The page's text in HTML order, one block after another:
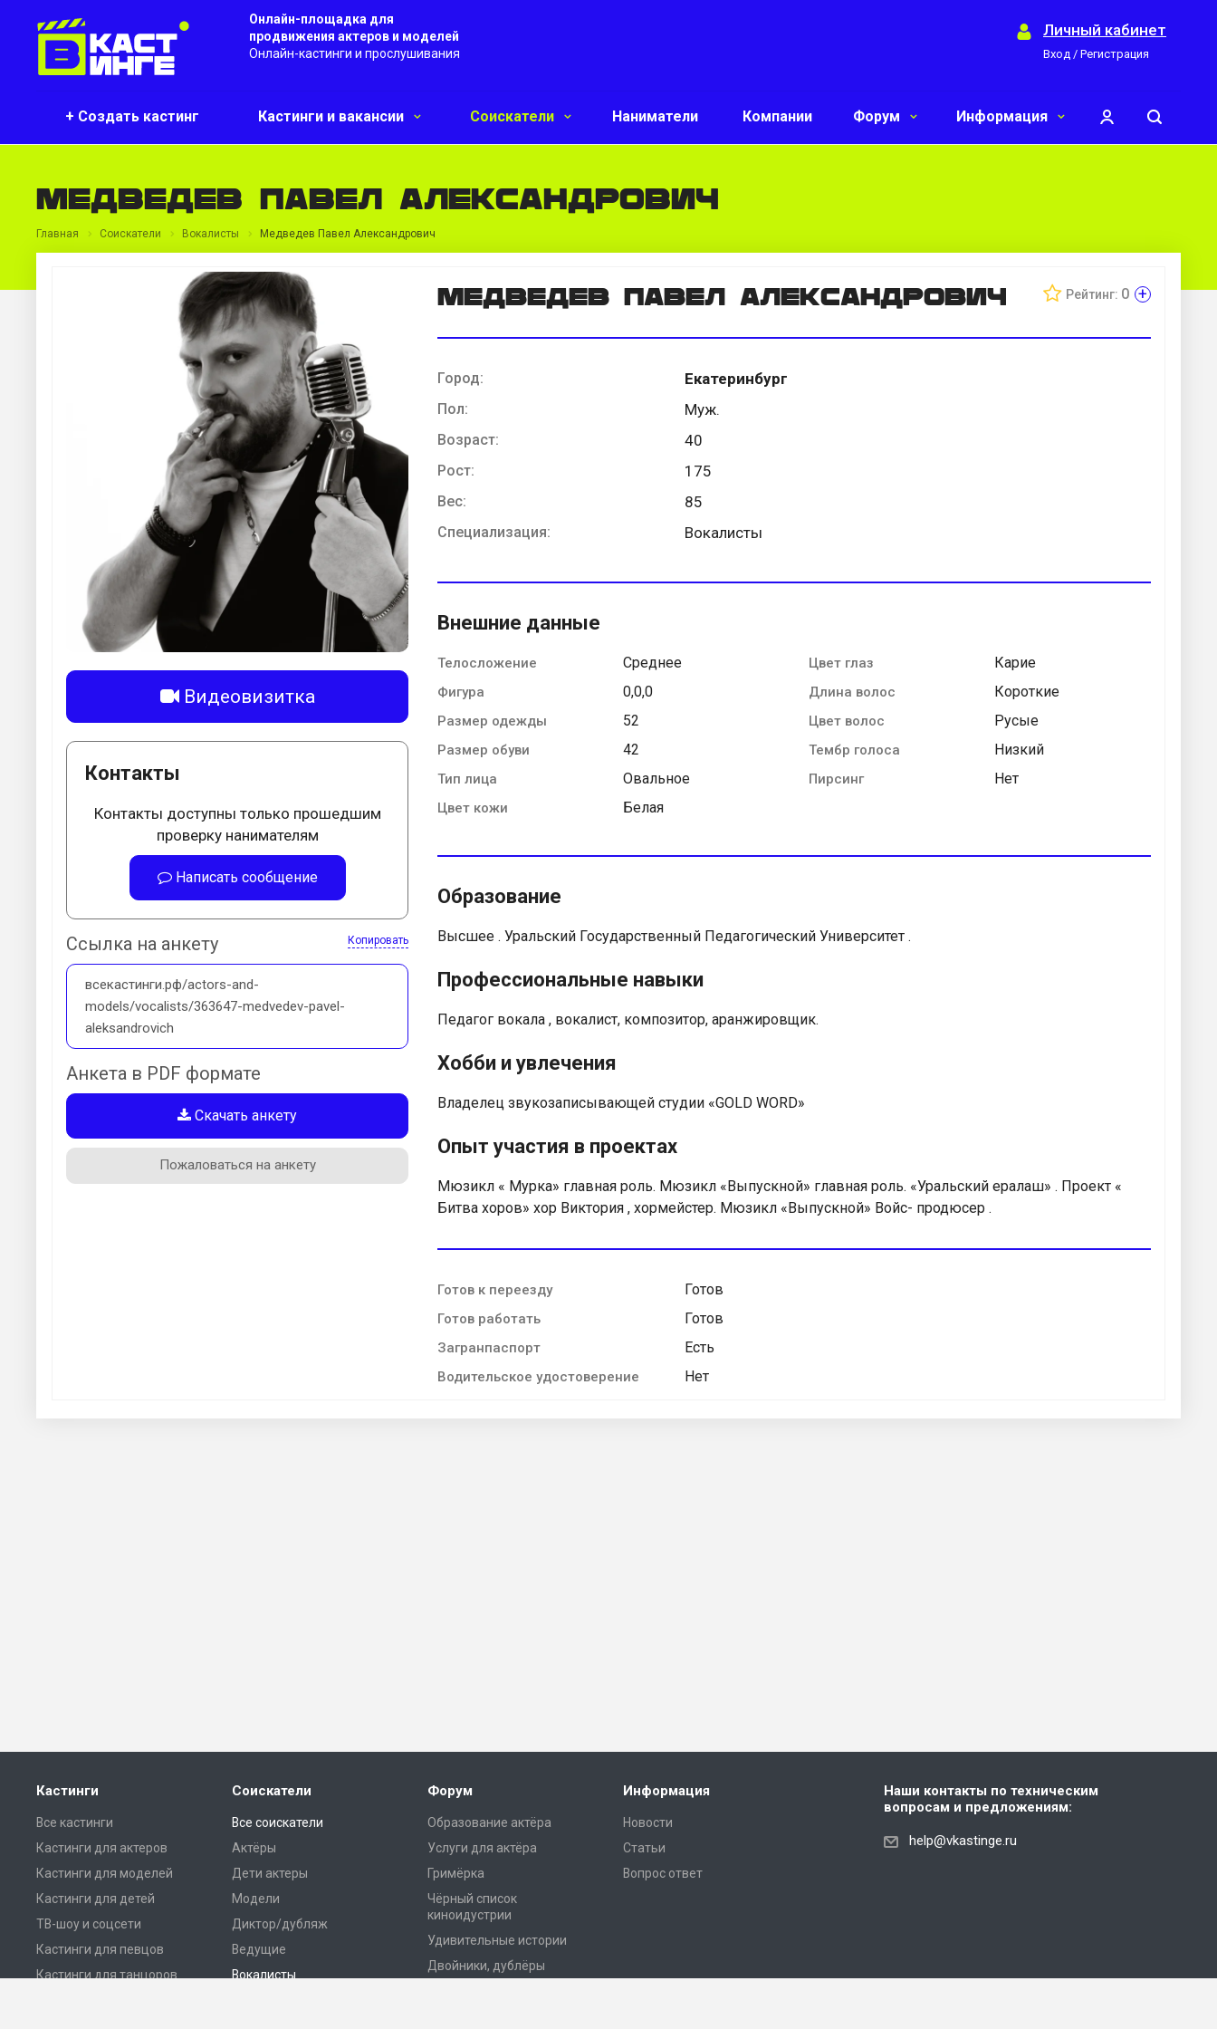
Онлайн-площадка для
продвижения актеров и моделей
Онлайн-кастинги и прослушивания
Личный кабинет
Вход / Регистрация
+ Создать кастинг Кастинги и вакансии Соискатели Наниматели Компании Форум Информация
Медведев Павел Александрович
Главная Соискатели Вокалисты Медведев Павел Александрович
Видеовизитка
Контакты
Контакты доступны только прошедшим
проверку нанимателям
Написать сообщение
Ссылка на анкету Копировать
всекастинги.рф/actors-and-
models/vocalists/363647-medvedev-pavel-
aleksandrovich
Анкета в PDF формате
Скачать анкету
Пожаловаться на анкету
Медведев Павел Александрович Рейтинг: 0 +
Город: Екатеринбург
Пол: Муж.
Возраст: 40
Рост: 175
Вес: 85
Специализация: Вокалисты
Внешние данные
Телосложение Среднее
Фигура 0,0,0
Размер одежды 52
Размер обуви 42
Тип лица Овальное
Цвет кожи Белая
Цвет глаз Карие
Длина волос Короткие
Цвет волос Русые
Тембр голоса Низкий
Пирсинг Нет
Образование
Высшее . Уральский Государственный Педагогический Университет .
Профессиональные навыки
Педагог вокала , вокалист, композитор, аранжировщик.
Хобби и увлечения
Владелец звукозаписывающей студии «GOLD WORD»
Опыт участия в проектах
Мюзикл « Мурка» главная роль. Мюзикл «Выпускной» главная роль. «Уральский ералаш» . Проект «
Битва хоров» хор Виктория , хормейстер. Мюзикл «Выпускной» Войс- продюсер .
Готов к переезду Готов
Готов работать Готов
Загранпаспорт Есть
Водительское удостоверение Нет
Кастинги
Все кастинги
Кастинги для актеров
Кастинги для моделей
Кастинги для детей
ТВ-шоу и соцсети
Кастинги для певцов
Кастинги для танцоров
Соискатели
Все соискатели
Актёры
Дети актеры
Модели
Диктор/дубляж
Ведущие
Вокалисты
Форум
Образование актёра
Услуги для актёра
Гримёрка
Чёрный список
киноидустрии
Удивительные истории
Двойники, дублёры
Информация
Новости
Статьи
Вопрос ответ
Наши контакты по техническим
вопросам и предложениям:
help@vkastinge.ru